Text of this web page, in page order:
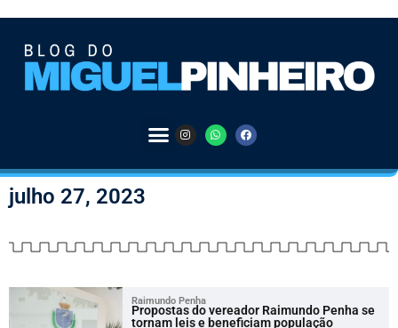
julho 27, 2023
Raimundo Penha
Propostas do vereador Raimundo Penha se
tornam leis e beneficiam população